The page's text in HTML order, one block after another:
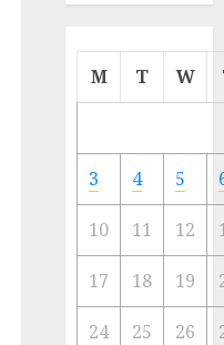
Cermin
Ibu
Kota
23/11/
M T W
3 4 5
10 11 12
17 18 19
24 25 26